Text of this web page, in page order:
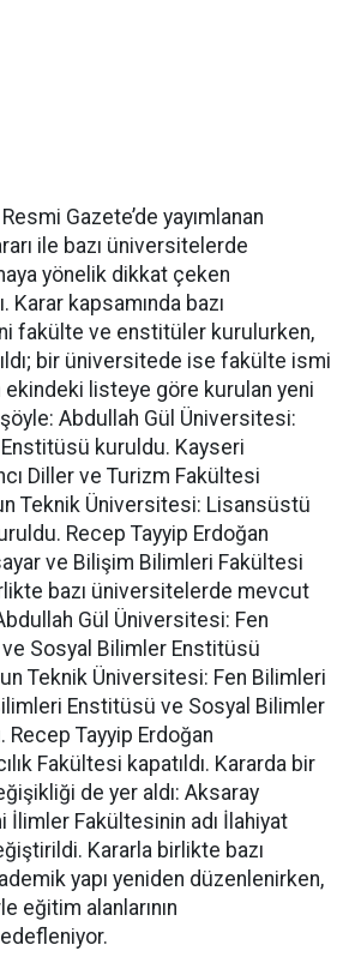
Gazete’de yayımlanan
ile bazı üniversitelerde
yönelik dikkat çeken
Karar kapsamında bazı
fakülte ve enstitüler kurulurken,
bir üniversitede ise fakülte ismi
ekindeki listeye göre kurulan yeni
Abdullah Gül Üniversitesi:
kuruldu. Kayseri
Diller ve Turizm Fakültesi
Teknik Üniversitesi: Lisansüstü
Recep Tayyip Erdoğan
ve Bilişim Bilimleri Fakültesi
bazı üniversitelerde mevcut
Gül Üniversitesi: Fen
Sosyal Bilimler Enstitüsü
Teknik Üniversitesi: Fen Bilimleri
Enstitüsü ve Sosyal Bilimler
Recep Tayyip Erdoğan
Fakültesi kapatıldı. Kararda bir
de yer aldı: Aksaray
Fakültesinin adı İlahiyat
Kararla birlikte bazı
yapı yeniden düzenlenirken,
eğitim alanlarının